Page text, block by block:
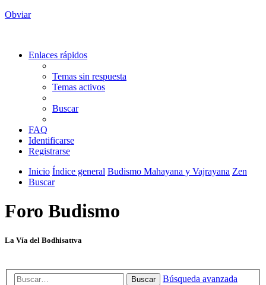
Obviar
Enlaces rápidos
Temas sin respuesta
Temas activos
Buscar
FAQ
Identificarse
Registrarse
Inicio Índice general Budismo Mahayana y Vajrayana Zen
Buscar
Foro Budismo
La Vía del Bodhisattva
Buscar Búsqueda avanzada